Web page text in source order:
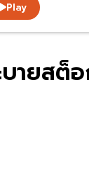
Play
ายสต็